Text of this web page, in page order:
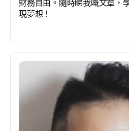
財務自由。隨時睇我嘅文章，
現夢想！